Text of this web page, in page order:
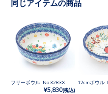
同じアイテムの商品
フリーボウル No.3283X
¥5,830(税込)
12cmボウル